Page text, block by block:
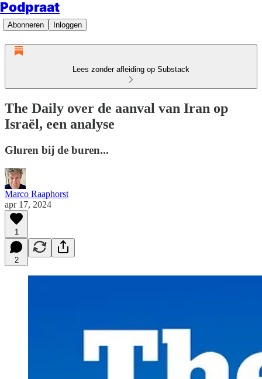
Podpraat
Abonneren Inloggen
Lees zonder afleiding op Substack
The Daily over de aanval van Iran op
Israël, een analyse
Gluren bij de buren...
Marco Raaphorst
apr 17, 2024
1
2